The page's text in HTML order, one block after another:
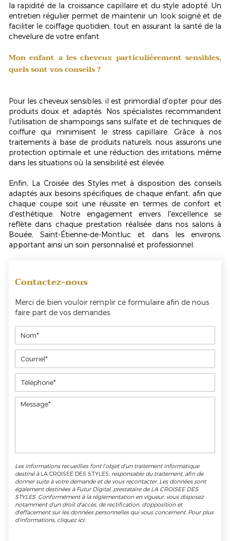
la rapidité de la croissance capillaire et du style adopté. Un
entretien régulier permet de maintenir un look soigné et de
faciliter le coiffage quotidien, tout en assurant la santé de la
chevelure de votre enfant.
Mon enfant a les cheveux particulièrement sensibles,
quels sont vos conseils ?
Pour les cheveux sensibles, il est primordial d'opter pour des
produits doux et adaptés. Nos spécialistes recommandent
l'utilisation de shampoings sans sulfate et de techniques de
coiffure qui minimisent le stress capillaire. Grâce à nos
traitements à base de produits naturels, nous assurons une
protection optimale et une réduction des irritations, même
dans les situations où la sensibilité est élevée.
Enfin, La Croisée des Styles met à disposition des conseils
adaptés aux besoins spécifiques de chaque enfant, afin que
chaque coupe soit une réussite en termes de confort et
d'esthétique. Notre engagement envers l'excellence se
reflète dans chaque prestation réalisée dans nos salons à
Bouée, Saint-Étienne-de-Montluc et dans les environs,
apportant ainsi un soin personnalisé et professionnel
Contactez-nous
Merci de bien vouloir remplir ce formulaire afin de nous
faire part de vos demandes.
Les informations recueillies font l’objet d’un traitement informatique
destiné àLA CROISEE DES STYLES , responsable du traitement, afin de
donner suite à votre demande et de vous recontacter. Les données sont
également destinées à Futur Digital, prestataire de LA CROISEE DES
STYLES. Conformément à la réglementation en vigueur, vous disposez
notamment d'un droit d'accès, de rectification, d'opposition et
d'effacement sur les données personnelles qui vous concernent. Pour plus
d’informations, cliquez ici.